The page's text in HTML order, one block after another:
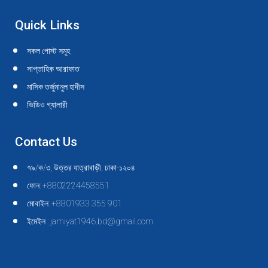
Quick Links
সকল পোস্ট সমূহ
সাপ্তাহিক আরাফাত
মাসিক তর্জুমানুল হাদীস
ভিডিও গ্যালারী
Contact Us
৭৯/ক/৩, উত্তর যাত্রাবাড়ী, ঢাকা-১২০৪
ফোন: +8802224458551
মোবাইল: +8801933 355 901
ইমেইল : jamiyat1946.bd@gmail.com